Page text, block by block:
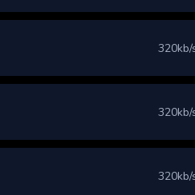
320kb/
320kb/
320kb/